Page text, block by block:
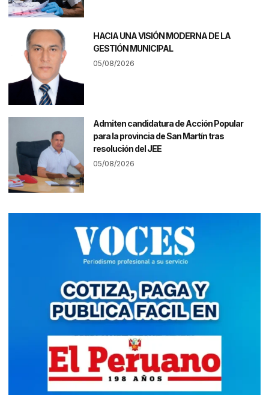
HACIA UNA VISIÓN MODERNA DE LA
GESTIÓN MUNICIPAL
05/08/2026
Admiten candidatura de Acción Popular
para la provincia de San Martín tras
resolución del JEE
05/08/2026